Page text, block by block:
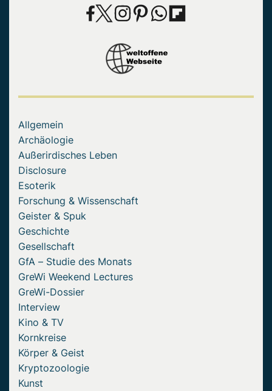
Allgemein
Archäologie
Außerirdisches Leben
Disclosure
Esoterik
Forschung & Wissenschaft
Geister & Spuk
Geschichte
Gesellschaft
GfA – Studie des Monats
GreWi Weekend Lectures
GreWi-Dossier
Interview
Kino & TV
Kornkreise
Körper & Geist
Kryptozoologie
Kunst